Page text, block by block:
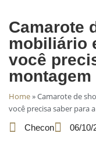
Camarote
mobiliário
você
Home»Camarote de
você precisa saber para
Checon 06/10/